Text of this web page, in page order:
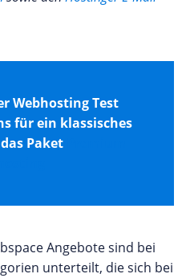
Webhosting Test
für ein klassisches
Paket
Angebote sind bei
unterteilt, die sich bei